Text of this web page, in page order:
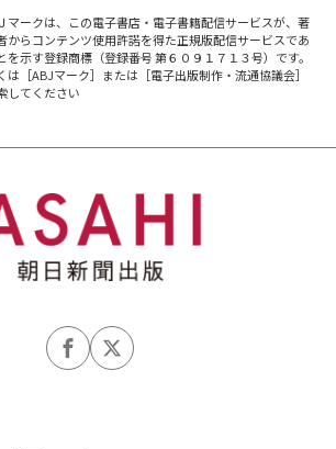
マークは、この電子書店・電子書籍配信サービスが、著
からコンテンツ使用許諾を得た正規版配信サービスであ
を示す登録商標（登録番号 第６０９１７１３号）です。
は［ABJマーク］または［電子出版制作・流通協議会］
してください